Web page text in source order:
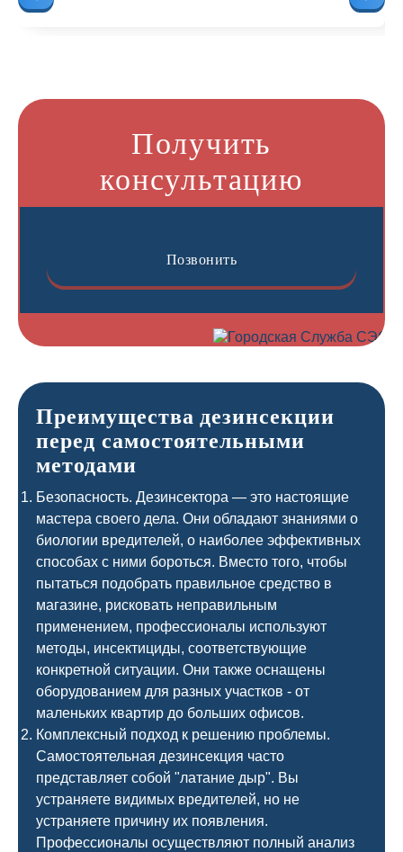
Получить
консультацию
Позвонить
Преимущества дезинсекции
перед самостоятельными
методами
Безопасность. Дезинсектора — это настоящие
мастера своего дела. Они обладают знаниями о
биологии вредителей, о наиболее эффективных
способах с ними бороться. Вместо того, чтобы
пытаться подобрать правильное средство в
магазине, рисковать неправильным
применением, профессионалы используют
методы, инсектициды, соответствующие
конкретной ситуации. Они также оснащены
оборудованием для разных участков - от
маленьких квартир до больших офисов.
Комплексный подход к решению проблемы.
Самостоятельная дезинсекция часто
представляет собой "латание дыр". Вы
устраняете видимых вредителей, но не
устраняете причину их появления.
Профессионалы осуществляют полный анализ